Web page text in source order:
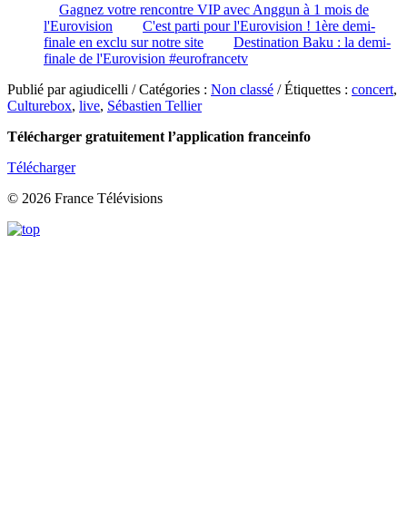
Gagnez votre rencontre VIP avec Anggun à 1 mois de
l'Eurovision
C'est parti pour l'Eurovision ! 1ère demi-
finale en exclu sur notre site
Destination Baku : la demi-
finale de l'Eurovision #eurofrancetv
Publié par agiudicelli / Catégories : Non classé / Étiquettes : concert,
Culturebox, live, Sébastien Tellier
Télécharger gratuitement l’application franceinfo
Télécharger
© 2026 France Télévisions